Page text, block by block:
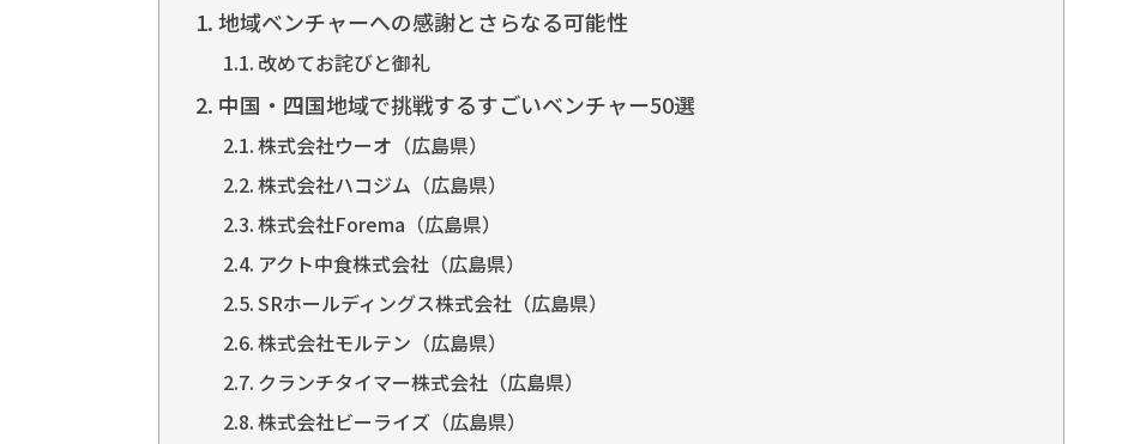
地域ベンチャーへの感謝とさらなる可能性
改めてお詫びと御礼
中国・四国地域で挑戦するすごいベンチャー50選
株式会社ウーオ（広島県）
株式会社ハコジム（広島県）
株式会社Forema（広島県）
アクト中食株式会社（広島県）
SRホールディングス株式会社（広島県）
株式会社モルテン（広島県）
クランチタイマー株式会社（広島県）
株式会社ビーライズ（広島県）